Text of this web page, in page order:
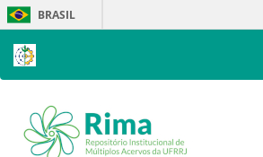
Skip
navigation
BRASIL